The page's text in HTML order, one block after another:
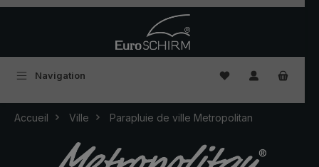
Navigation Vous avez 0
Accueil Ville Parapluie de ville Metropolitan